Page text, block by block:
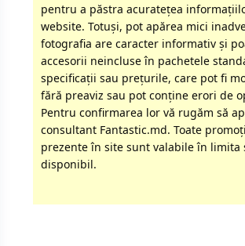
pentru a păstra acurateţea
website. Totuși, pot apărea mici
fotografia are caracter informativ şi
accesorii neincluse în pachetele
specificaţii sau preţurile, care pot fi
fără preaviz sau pot conţine erori de
Pentru confirmarea lor vă rugăm să
consultant Fantastic.md. Toate
prezente în site sunt valabile în limita
disponibil.